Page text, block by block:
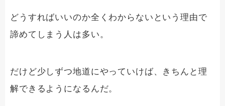
どうすればいいのか全くわからないという理由で
諦めてしまう人は多い。
だけど少しずつ地道にやっていけば、きちんと理
解できるようになるんだ。